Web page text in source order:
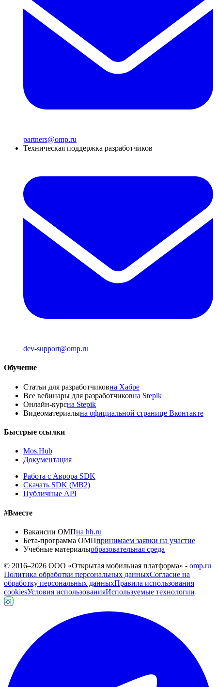
partners@omp.ru
Техническая поддержка разработчиков
dev-support@omp.ru
Обучение
Статьи для разработчиковна Хабре
Все вебинары для разработчиковна Stepik
Онлайн-курсна Stepik
Видеоматериалына официальной странице Вконтакте
Быстрые ссылки
Mos.Hub
Документация
Работа с Аврора SDK
Скачать SDK (MB2)
Публичные API
#Вместе
Вакансии ОМПна hh.ru
Бета-программа ОМПпринимаем заявки на участие
Учебные материалыобразовательная среда
© 2016–2026 ООО «Открытая мобильная платформа» - omp.ru
Политика обработки персональных данныхСогласие на
обработку персональных данныхПравила использования
cookiesУсловия использованияИспользуемые технологии